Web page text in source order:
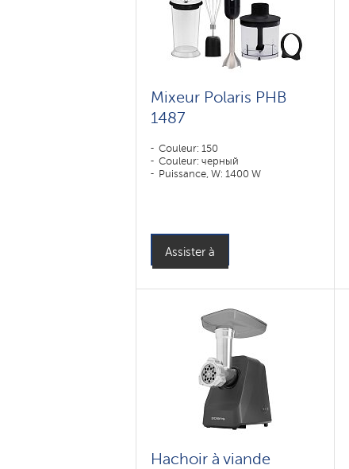
Mixeur Polaris PHB
1487
Couleur: 150
Couleur: черный
Puissance, W: 1400 W
Assister à
Hachoir à viande